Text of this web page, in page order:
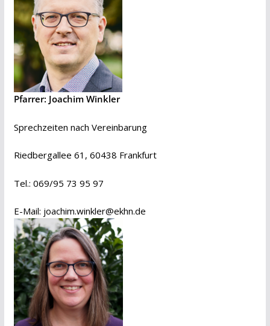
Pfarrer: Joachim Winkler
Sprechzeiten nach Vereinbarung
Riedbergallee 61, 60438 Frankfurt
Tel.: 069/95 73 95 97
E-Mail: joachim.winkler@ekhn.de